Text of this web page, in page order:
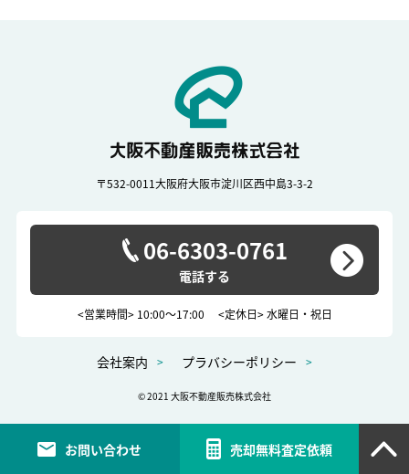
お問い合わせ 売却無料査定依頼
〒532-0011大阪府大阪市淀川区西中島3-3-2
06-6303-0761
<営業時間> 10:00～17:00 <定休日> 水曜日・祝日
会社案内 プラバシーポリシー
© 2021 大阪不動産販売株式会社